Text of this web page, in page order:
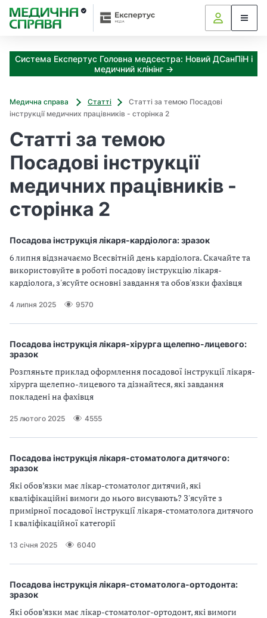
Система Експертус Головна медсестра: Новий ДСанПіН і
медичний клінінг →
Медична справа Статті
Статті за темою Посадові
інструкції медичних працівників - сторінка 2
Статті за темою
Посадові інструкції
медичних працівників -
сторінка 2
Посадова інструкція лікаря-кардіолога: зразок
6 липня відзначаємо Всесвітній день кардіолога. Скачайте та
використовуйте в роботі посадову інструкцію лікаря-
кардіолога, з'ясуйте основні завдання та обов'язки фахівця
4 липня 2025 9570
Посадова інструкція лікаря-хірурга щелепно-лицевого:
зразок
Розгляньте приклад оформлення посадової інструкції лікаря-
хірурга щелепно-лицевого та дізнайтеся, які завдання
покладені на фахівця
25 лютого 2025 4555
Посадова інструкція лікаря-стоматолога дитячого:
зразок
Які обов’язки має лікар-стоматолог дитячий, які
кваліфікаційні вимоги до нього висувають? З'ясуйте з
примірної посадової інструкції лікаря-стоматолога дитячого
I кваліфікаційної категорії
13 січня 2025 6040
Посадова інструкція лікаря-стоматолога-ортодонта:
зразок
Які обов’язки має лікар-стоматолог-ортодонт, які вимоги
З
а
к
з
о
и
н
о
р
м
а
т
а
и
П
Р